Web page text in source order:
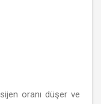
oranı düşer ve